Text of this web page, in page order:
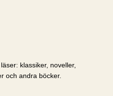
klassiker, noveller,
och andra böcker.